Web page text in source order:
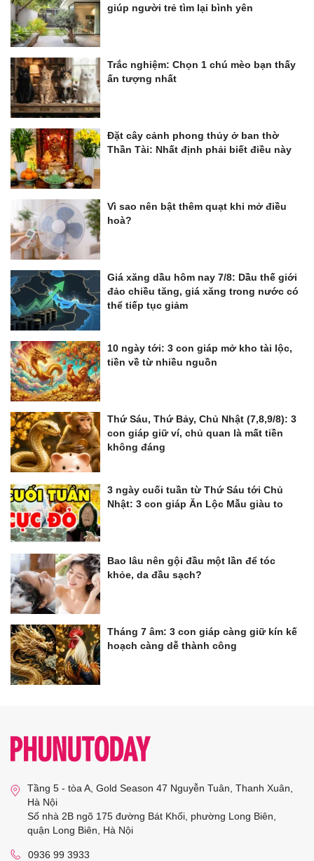
giúp người trẻ tìm lại bình yên
Trắc nghiệm: Chọn 1 chú mèo bạn thấy
ấn tượng nhất
Đặt cây cảnh phong thủy ở ban thờ
Thần Tài: Nhất định phải biết điều này
Vì sao nên bật thêm quạt khi mở điều
hoà?
Giá xăng dầu hôm nay 7/8: Dầu thế giới
đảo chiều tăng, giá xăng trong nước có
thể tiếp tục giảm
10 ngày tới: 3 con giáp mở kho tài lộc,
tiền về từ nhiều nguồn
Thứ Sáu, Thứ Bảy, Chủ Nhật (7,8,9/8): 3
con giáp giữ ví, chủ quan là mất tiền
không đáng
3 ngày cuối tuần từ Thứ Sáu tới Chủ
Nhật: 3 con giáp Ăn Lộc Mẫu giàu to
Bao lâu nên gội đầu một lần để tóc
khỏe, da đầu sạch?
Tháng 7 âm: 3 con giáp càng giữ kín kế
hoạch càng dễ thành công
Tầng 5 - tòa A, Gold Season 47 Nguyễn Tuân, Thanh Xuân,
Hà Nội
Số nhà 2B ngõ 175 đường Bát Khối, phường Long Biên,
quận Long Biên, Hà Nội
0936 99 3933